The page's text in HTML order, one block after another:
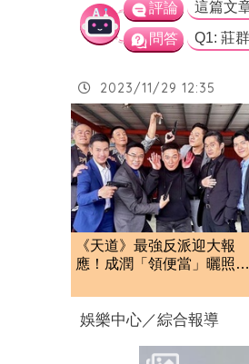
評論
問答
2023/11/29 12:35
《天道》最強反派迎大報
應！成潤「領便當」曬照喊
娛樂中心／綜合報導